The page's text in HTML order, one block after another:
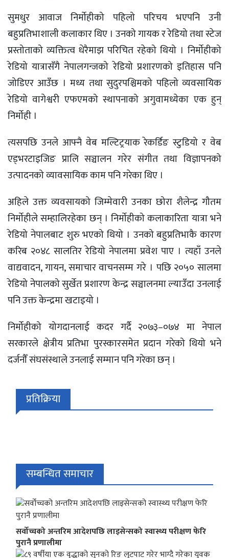
सुमधुर आवाज निर्माेहीको पहिलो परिचय भएपनि उनी
बहुप्रतिभाशाली कलाकार थिए । उनको गायक र रेडियो तथा स्टेज
प्रस्तोताको व्यक्तित्व धेरैमाझ परिचित रहेको थियो । निर्माेहीको
रेडियो यात्रासँगै नेपालगन्जको रेडियो प्रशारणको इतिहास पनि
जोडिएर आउँछ । मध्य तथा सुदुरपश्चिमको पहिलो व्यवसायिक
रेडियो वागेश्वरी एफएमको स्थापनाको अगुवामध्येका एक हुन्
निर्माेही ।
त्यसपछि उनले आफ्नै वेब मल्टिट्रयाक रेकर्डिङ स्टुडियो र वेब
एड्भरटाइजिङ प्रालि सञ्चालन गरेर संगीत तथा विज्ञापनको
उत्पादनको व्यावसायिक काम पनि गरेका थिए ।
अहिले उक्त व्यवसायको जिम्मेवारी उनका छोरा शैलेन्द्र गौतम
निर्माेहीले सम्हालिरहेका छन् । निर्माेहीको कलाकारिता यात्रा भने
रेडियो नेपालबाट शुरु भएको थियो । उनको बहुप्रतिभाकै कारण
करिब २०४८ सालतिर रेडियो नेपालमा प्रवेश पाए । त्यहाँ उनले
वाद्यवादन, गायन, समाचार वाचनसम्म गरे । पछि २०५० सालमा
रेडियो नेपालको सुर्खेत प्रशारण केन्द्र सञ्चालनमा ल्याउँदा उनलाई
पनि उक्त केन्द्रमा खटाइयो ।
निर्मोहीको योगदानलाई कदर गर्दै २०७३–०७४ मा नेपाल
सरकारले क्षेत्रीय प्रतिभा पुरस्कारसमेत प्रदान गरेको थियो भने
दर्जनौँ संघसंस्थाले उनलाई सम्मान पनि गरेका छन् ।
प्रतिक्रिया
सम्बन्धित समाचार
सर्वोच्चको अन्तरिम आदेशपछि लाइसेन्सको स्वास्थ्य परीक्षण फेरि
पुरानै प्रणालीमा